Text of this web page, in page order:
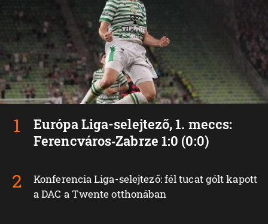
Európa Liga-selejtező, 1. meccs:
Ferencváros‑Zabrze 1:0 (0:0)
Konferencia Liga-selejtező: fél tucat gólt kapott
a DAC a Twente otthonában